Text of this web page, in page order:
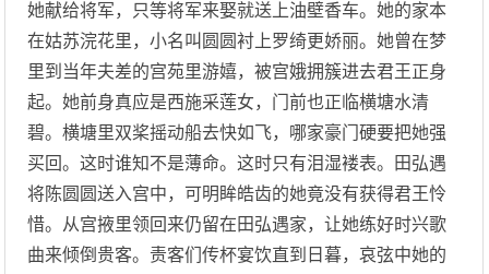
她献给将军，只等将军来娶就送上油壁香车。她的家本
在姑苏浣花里，小名叫圆圆衬上罗绮更娇丽。她曾在梦
里到当年夫差的宫苑里游嬉，被宫娥拥簇进去君王正身
起。她前身真应是西施采莲女，门前也正临横塘水清
碧。横塘里双桨摇动船去快如飞，哪家豪门硬要把她强
买回。这时谁知不是薄命。这时只有泪湿褛表。田弘遇
将陈圆圆送入宫中，可明眸皓齿的她竟没有获得君王怜
惜。从宫掖里领回来仍留在田弘遇家，让她练好时兴歌
曲来倾倒贵客。责客们传杯宴饮直到日暮，哀弦中她的